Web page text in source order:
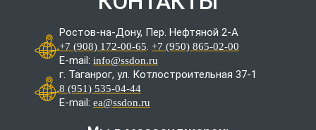
Ростов-на-Дону, Пер. Нефтяной 2-А
+7 (908) 172-00-65. +7 (950) 865-02-00
E-mail: info@ssdon.ru
г. Таганрог, ул. Котлостроительная 37-1
8 (951) 535-04-44
E-mail: ea@ssdon.ru